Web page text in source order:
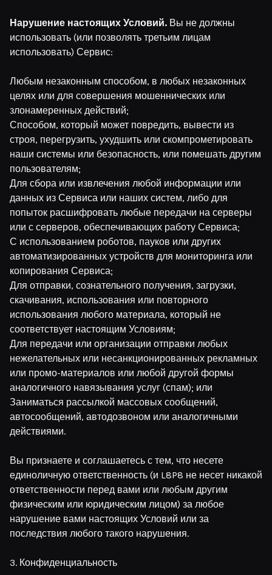
Нарушение настоящих Условий. Вы не должны
использовать (или позволять третьим лицам
использовать) Сервис:
Любым незаконным способом, в любых незаконных
целях или для совершения мошеннических или
злонамеренных действий;
Способом, который может повредить, вывести из
строя, перегрузить, ухудшить или скомпрометировать
наши системы или безопасность, или помешать другим
пользователям;
Для сбора или извлечения любой информации или
данных из Сервиса или наших систем, либо для
попыток расшифровать любые передачи на серверы
или с серверов, обеспечивающих работу Сервиса;
С использованием роботов, пауков или других
автоматизированных устройств для мониторинга или
копирования Сервиса;
Для отправки, сознательного получения, загрузки,
скачивания, использования или повторного
использования любого материала, который не
соответствует настоящим Условиям;
Для передачи или организации отправки любых
нежелательных или несанкционированных рекламных
или промо-материалов или любой другой формы
аналогичного навязывания услуг (спам); или
Заниматься рассылкой массовых сообщений,
автосообщений, автодозвоном или аналогичными
действиями.
Вы признаете и соглашаетесь с тем, что несете
единоличную ответственность (и L8P8 не несет никакой
ответственности перед вами или любым другим
физическим или юридическим лицом) за любое
нарушение вами настоящих Условий или за
последствия любого такого нарушения.
3. Конфиденциальность